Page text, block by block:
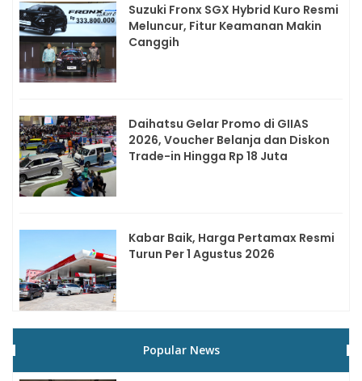
Suzuki Fronx SGX Hybrid Kuro Resmi
Meluncur, Fitur Keamanan Makin
Canggih
Daihatsu Gelar Promo di GIIAS
2026, Voucher Belanja dan Diskon
Trade-in Hingga Rp 18 Juta
Kabar Baik, Harga Pertamax Resmi
Turun Per 1 Agustus 2026
Popular News